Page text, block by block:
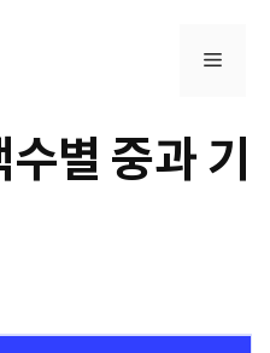
메
별 중과 기